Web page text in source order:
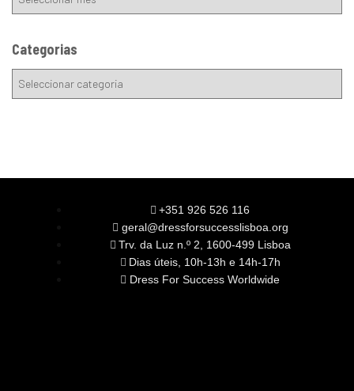
Categorias
+351 926 526 116
geral@dressforsuccesslisboa.org
Trv. da Luz n.º 2, 1600-499 Lisboa
Dias úteis, 10h-13h e 14h-17h
Dress For Success Worldwide